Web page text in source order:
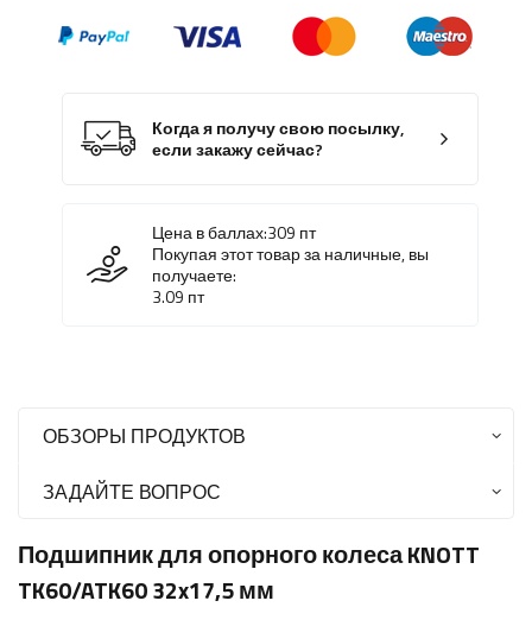
Когда я получу свою посылку,
если закажу сейчас?
Цена в баллах:309 пт
Покупая этот товар за наличные, вы
получаете:
3.09 пт
ОБЗОРЫ ПРОДУКТОВ
ЗАДАЙТЕ ВОПРОС
Подшипник для опорного колеса KNOTT
TK60/ATK60 32x17,5 мм